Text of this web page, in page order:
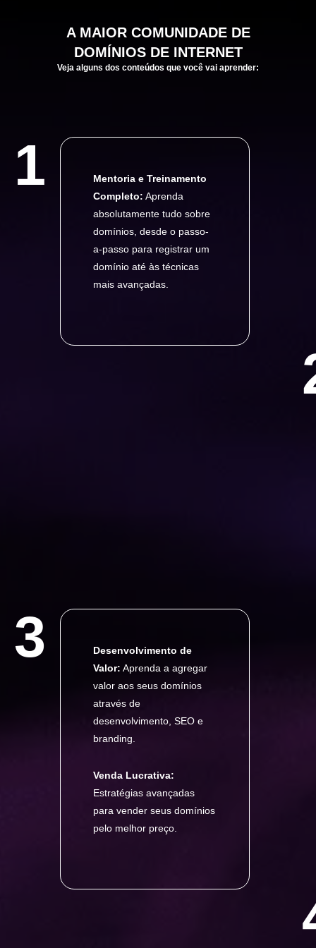
A MAIORCOMUNIDADE DE
DOMÍNIOS DE INTERNET
Veja alguns dos conteúdos que você vai aprender:
1
Mentoria e Treinamento
Completo: Aprenda
absolutamente tudo sobre
domínios, desde o passo-
a-passo para registrar um
domínio até às técnicas
mais avançadas.
3
Desenvolvimento de
Valor: Aprenda a agregar
valor aos seus domínios
através de
desenvolvimento, SEO e
branding.
Venda Lucrativa:
Estratégias avançadas
para vender seus domínios
pelo melhor preço.